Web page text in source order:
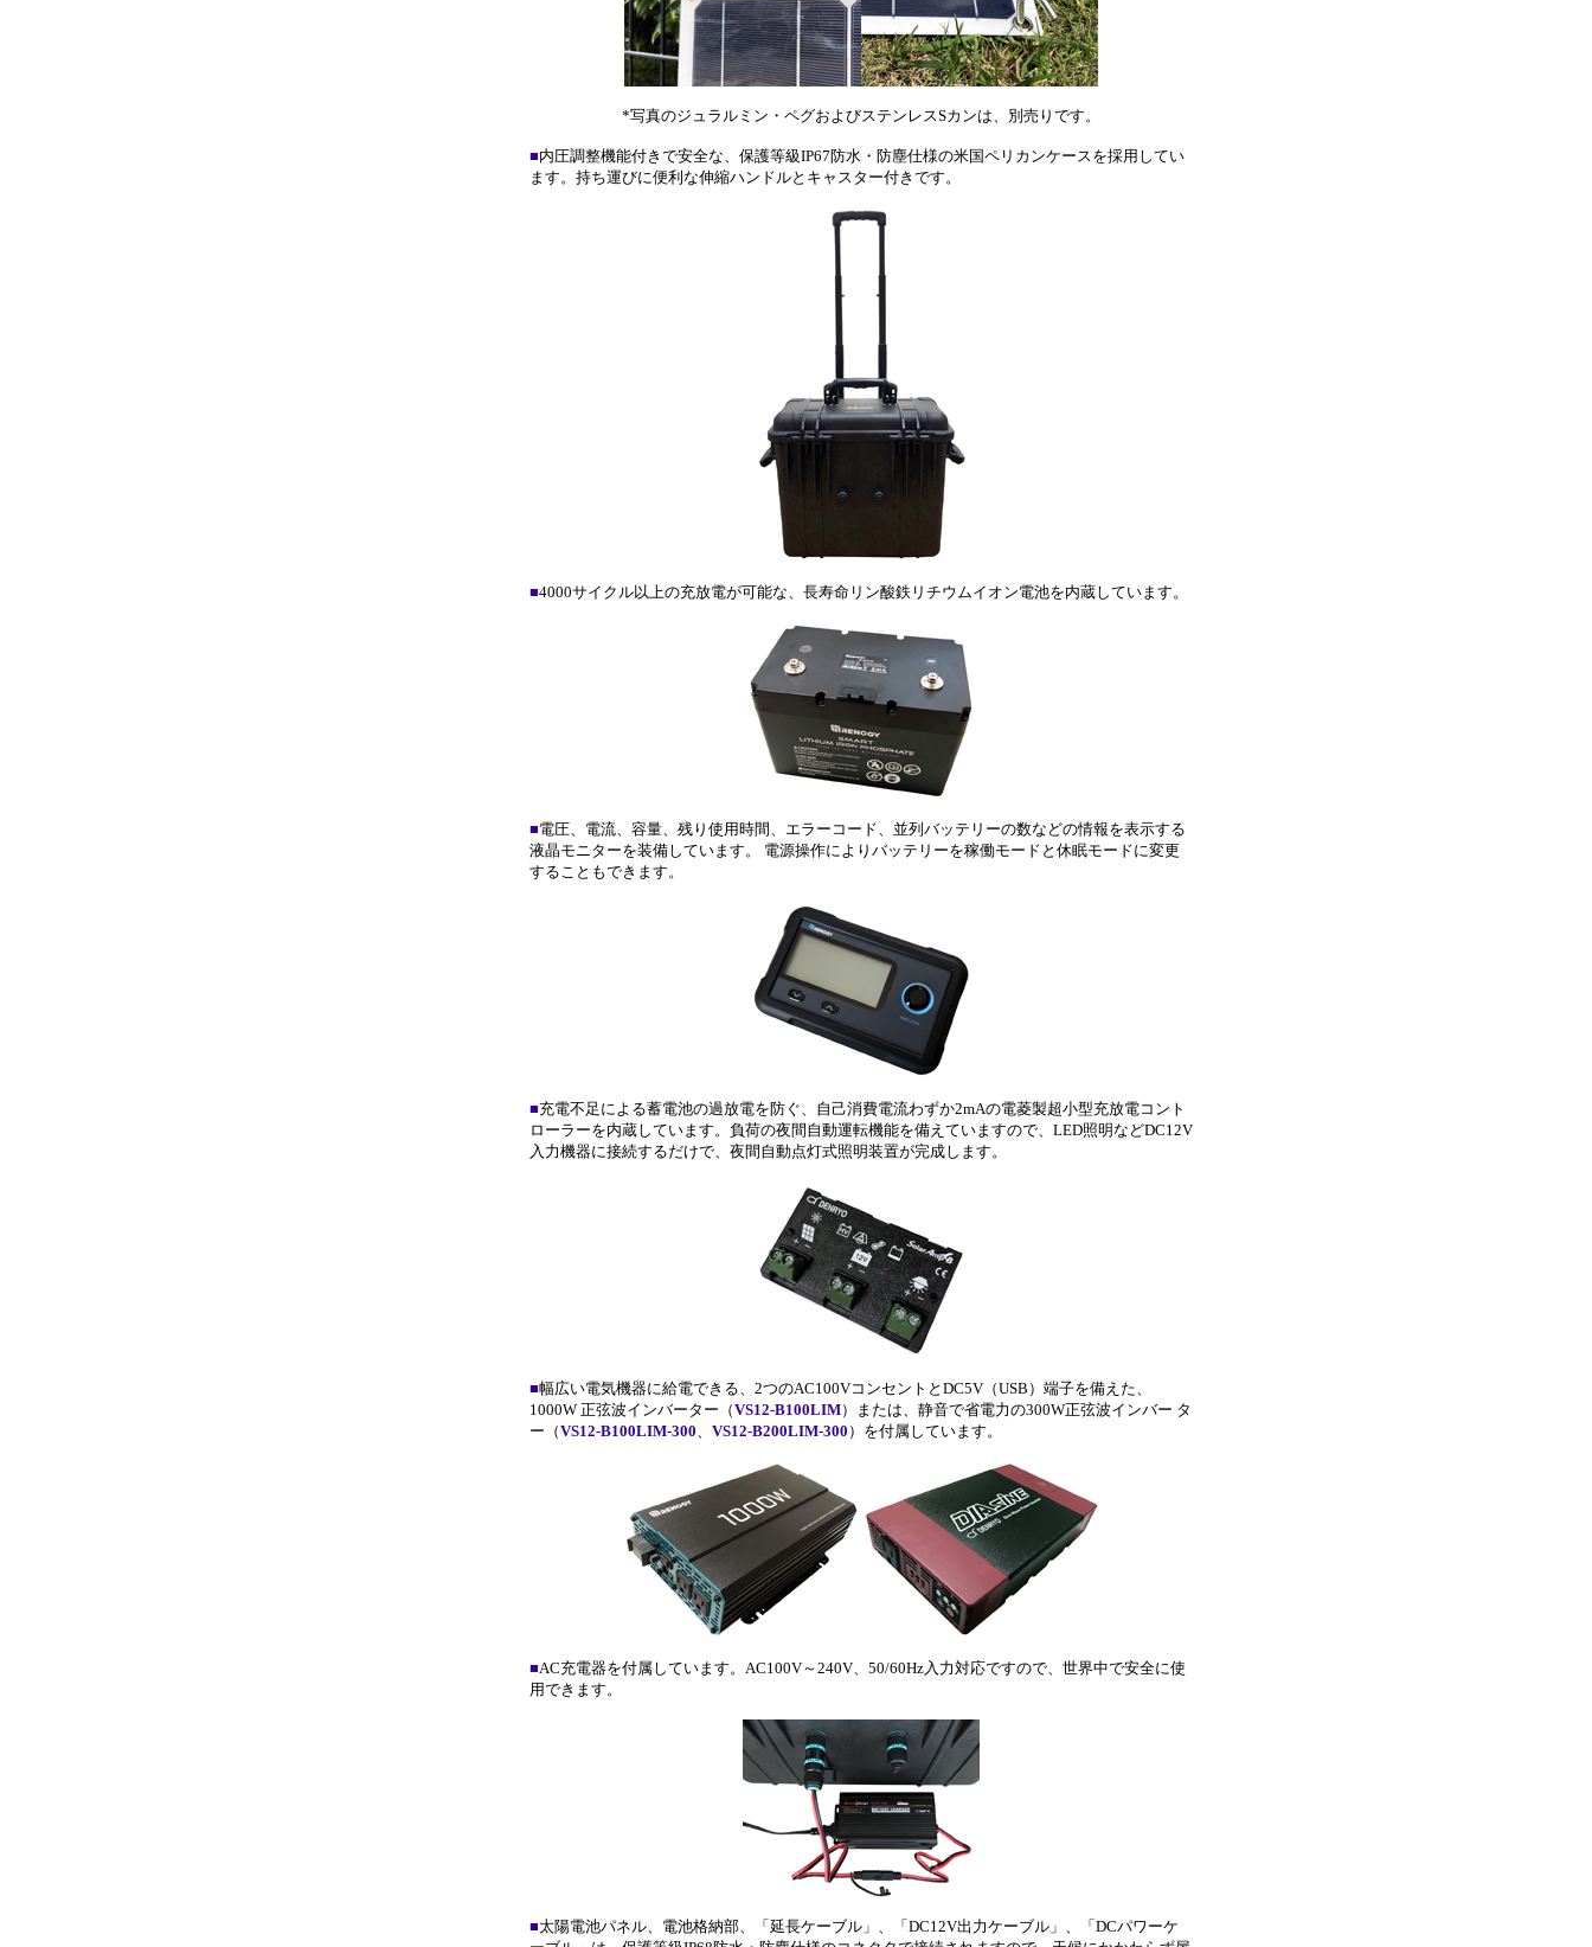
*写真のジュラルミン・ペグおよびステンレスSカンは、別売りです。
■内圧調整機能付きで安全な、保護等級IP67防水・防塵仕様の米国ペリカンケースを採用してい
ます。持ち運びに便利な伸縮ハンドルとキャスター付きです。
■4000サイクル以上の充放電が可能な、長寿命リン酸鉄リチウムイオン電池を内蔵しています。
■電圧、電流、容量、残り使用時間、エラーコード、並列バッテリーの数などの情報を表示する
液晶モニターを装備しています。 電源操作によりバッテリーを稼働モードと休眠モードに変更
することもできます。
■充電不足による蓄電池の過放電を防ぐ、自己消費電流わずか2mAの電菱製超小型充放電コント
ローラーを内蔵しています。負荷の夜間自動運転機能を備えていますので、LED照明などDC12V
入力機器に接続するだけで、夜間自動点灯式照明装置が完成します。
■幅広い電気機器に給電できる、2つのAC100VコンセントとDC5V（USB）端子を備えた、
1000W 正弦波インバーター（VS12-B100LIM）または、静音で省電力の300W正弦波インバー タ
ー（VS12-B100LIM-300、 VS12-B200LIM-300 ）を付属しています。
■AC充電器を付属しています。AC100V～240V、50/60Hz入力対応ですので、世界中で安全に使
用できます。
■太陽電池パネル、電池格納部、「延長ケーブル」、「DC12V出力ケーブル」、「DCパワーケ